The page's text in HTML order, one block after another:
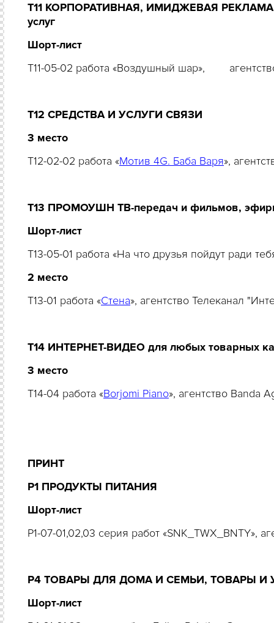
Т11 КОРПОРАТИВНАЯ, ИМИДЖЕВАЯ РЕКЛАМА
услуг
Шорт-лист
T11-05-02 работа «Воздушный шар»,
Т12 СРЕДСТВА И УСЛУГИ СВЯЗИ
3 место
T12-02-02 работа «Мотив 4G. Баба Варя»,
Т13 ПРОМОУШН ТВ-передач и фильмов,
Шорт-лист
T13-05-01 работа «На что друзья пойдут ради
2 место
T13-01 работа «Стена», агентство Телеканал
Т14 ИНТЕРНЕТ-ВИДЕО для любых товарных
3 место
T14-04 работа «Borjomi Piano», агентство Banda
ПРИНТ
Р1 ПРОДУКТЫ ПИТАНИЯ
Шорт-лист
P1-07-01,02,03 серия работ «SNK_TWX_BNTY»,
Р4 ТОВАРЫ ДЛЯ ДОМА И СЕМЬИ, ТОВАРЫ
Шорт-лист